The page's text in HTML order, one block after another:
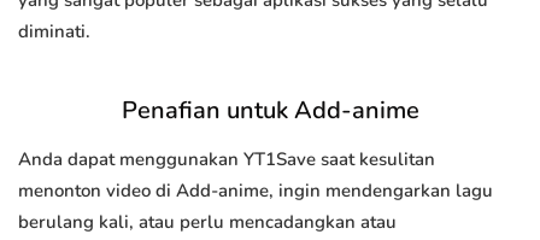
diminati.
Penafian untuk Add-anime
Anda dapat menggunakan YT1Save saat kesulitan
menonton video di Add-anime, ingin mendengarkan lagu
berulang kali, atau perlu mencadangkan atau